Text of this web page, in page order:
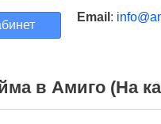
Email :
в Амиго (На